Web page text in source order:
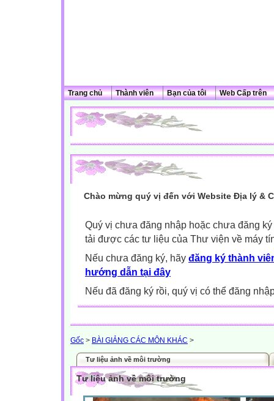
Trang chủ Thành viên Bạn của tôi Web Cấp trên
Chào mừng quý vị đến với Website Địa lý &
Quý vị chưa đăng nhập hoặc chưa đăng
tải được các tư liệu của Thư viện về máy
Nếu chưa đăng ký, hãy đăng ký thành
hướng dẫn tại đây
Nếu đã đăng ký rồi, quý vị có thể đăng
Gốc > BÀI GIẢNG CÁC MÔN KHÁC >
Tư liệu ảnh về môi trường
Tư liệu ảnh về môi trường